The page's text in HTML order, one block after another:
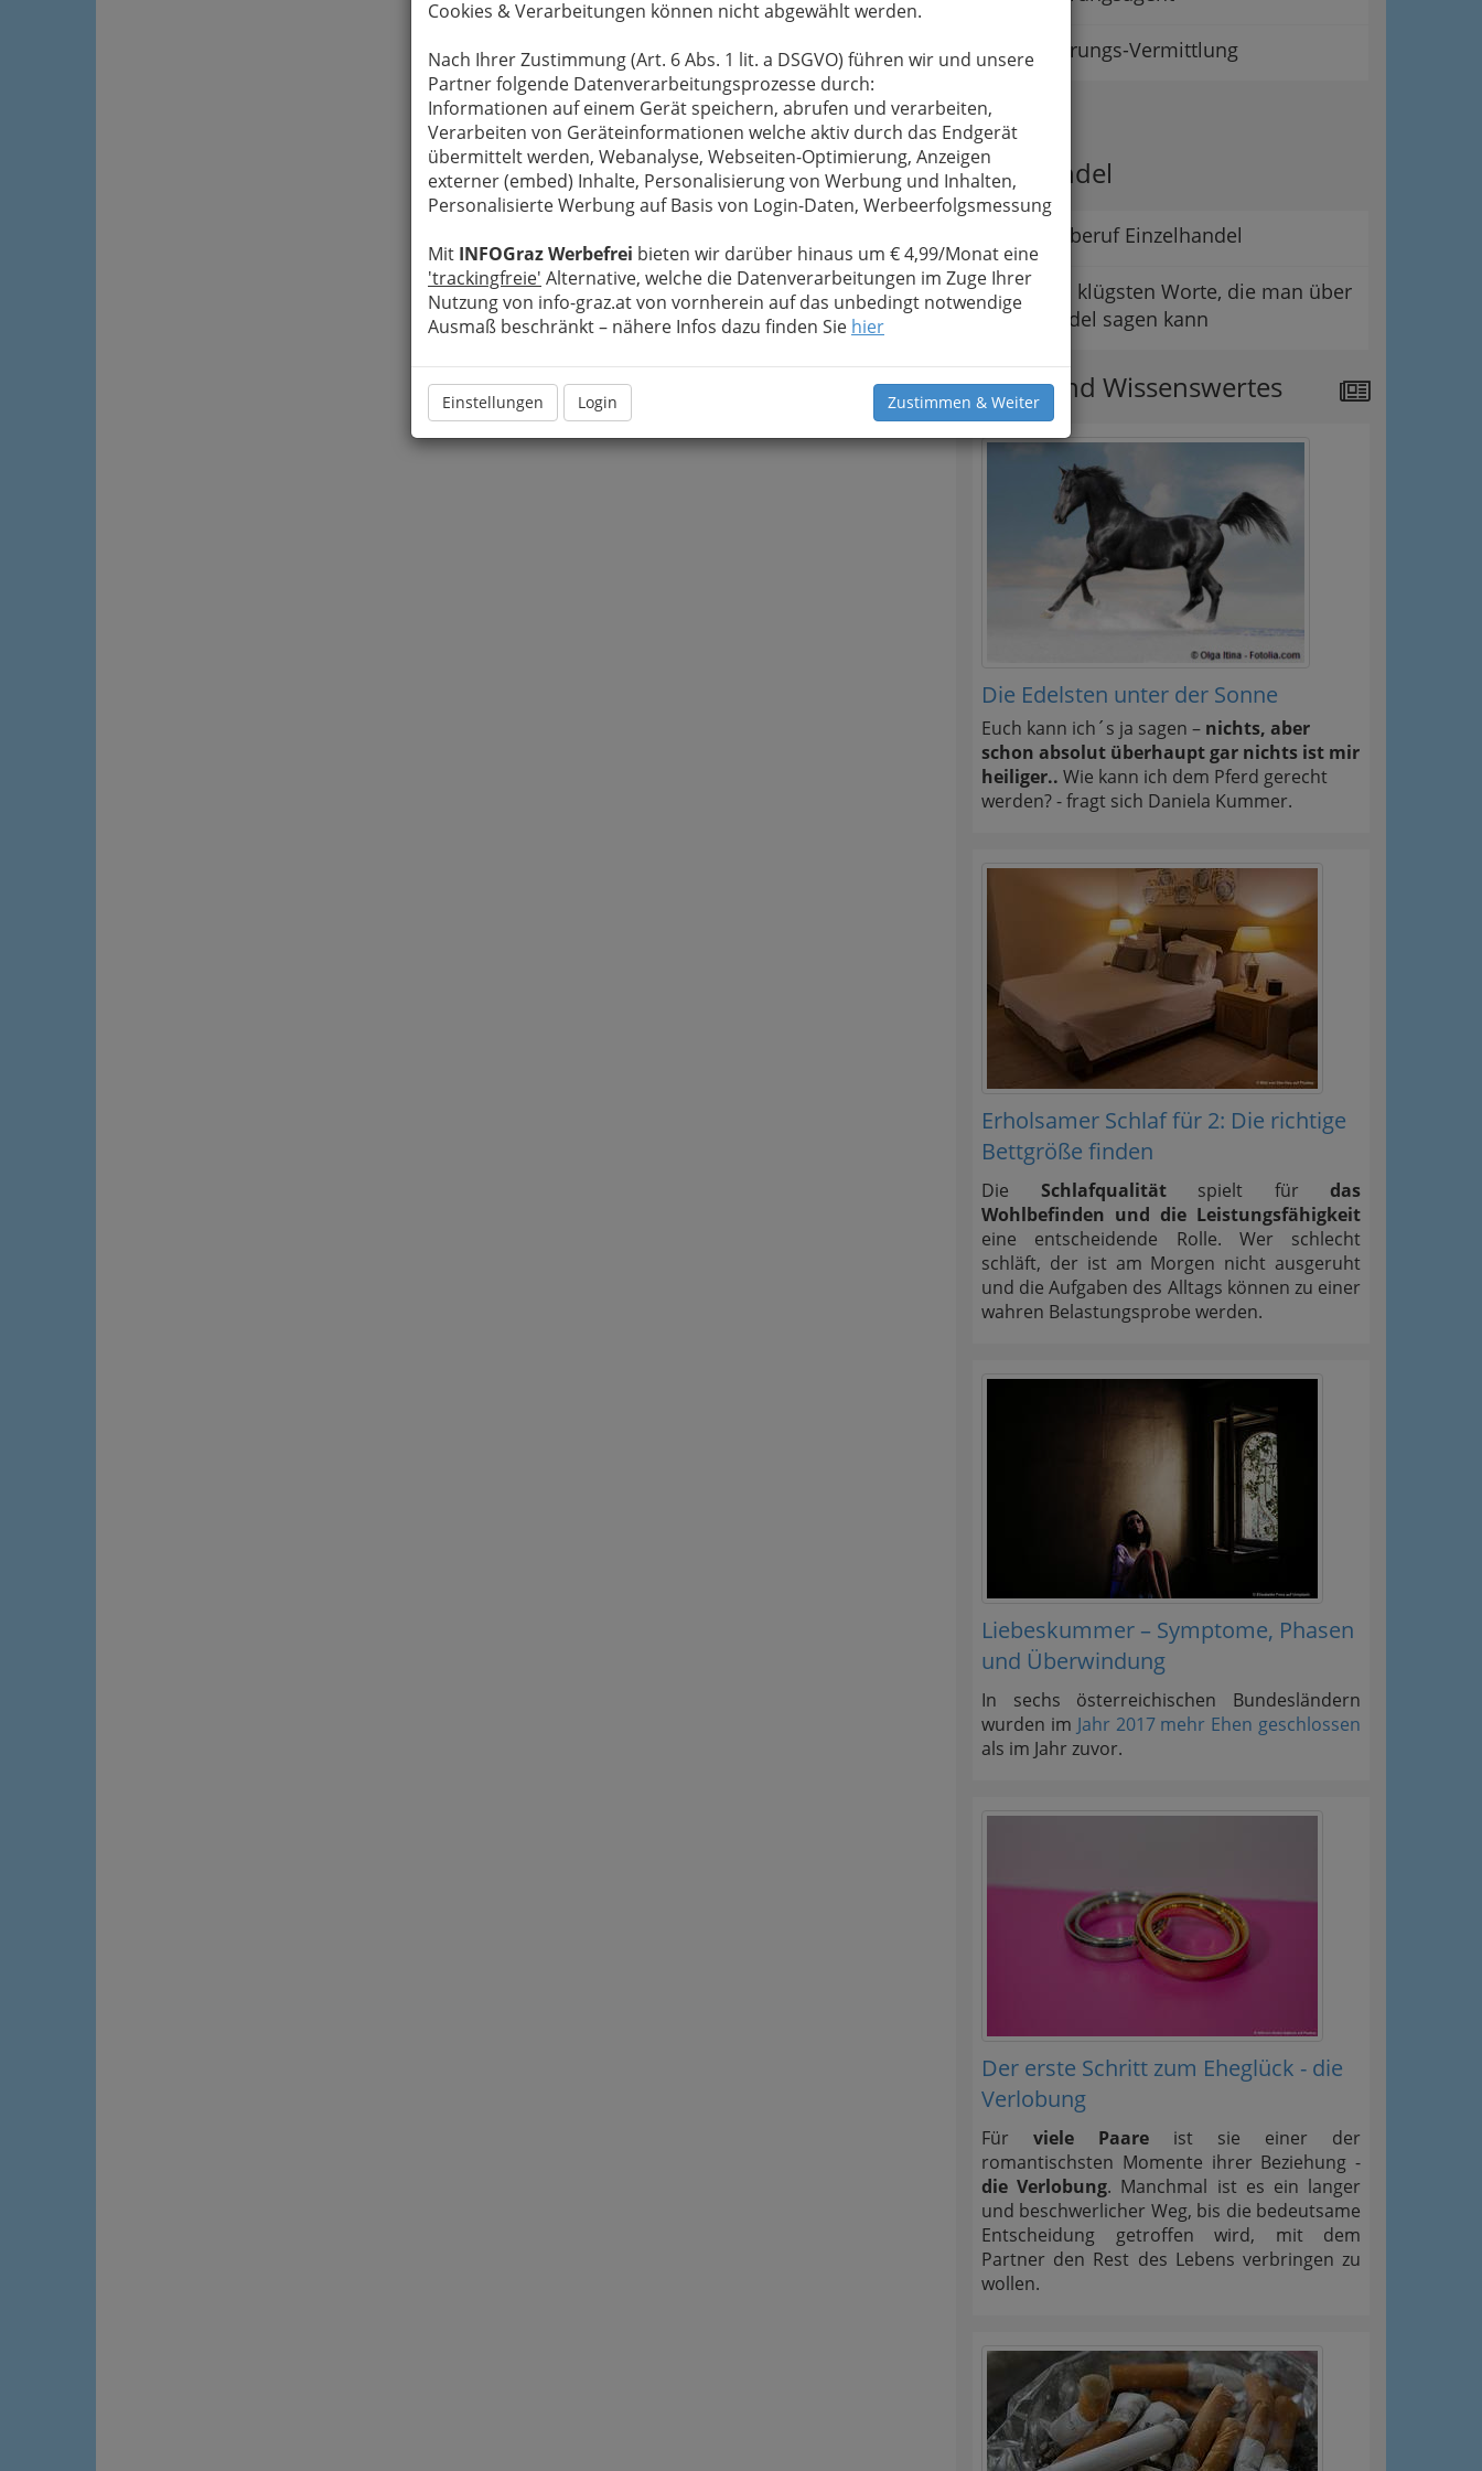
Cookies & Verarbeitungen können nicht abgewählt werden.
Nach Ihrer Zustimmung (Art. 6 Abs. 1 lit. a DSGVO) führen wir und unsere
Partner folgende Datenverarbeitungsprozesse durch:
Informationen auf einem Gerät speichern, abrufen und verarbeiten,
Verarbeiten von Geräteinformationen welche aktiv durch das Endgerät
übermittelt werden, Webanalyse, Webseiten-Optimierung, Anzeigen
externer (embed) Inhalte, Personalisierung von Werbung und Inhalten,
Personalisierte Werbung auf Basis von Login-Daten, Werbeerfolgsmessung
Mit INFOGraz Werbefrei bieten wir darüber hinaus um € 4,99/Monat eine
'trackingfreie' Alternative, welche die Datenverarbeitungen im Zuge Ihrer
Nutzung von info-graz.at von vornherein auf das unbedingt notwendige
Ausmaß beschränkt – nähere Infos dazu finden Sie hier
Einstellungen Login Zustimmen & Weiter
Versicherungs-Vermittlung
Tipps
Der Handel
Der Lehrberuf Einzelhandel
Die wohl klügsten Worte, die man über
den Handel sagen kann
News und Wissenswertes
Die Edelsten unter der Sonne
Euch kann ich´s ja sagen – nichts, aber
schon absolut überhaupt gar nichts ist mir
heiliger.. Wie kann ich dem Pferd gerecht
werden? - fragt sich Daniela Kummer.
Erholsamer Schlaf für 2: Die richtige
Bettgröße finden
Die Schlafqualitätspielt für das
Wohlbefinden und die Leistungsfähigkeit
eine entscheidende Rolle. Wer schlecht
schläft, der ist am Morgen nicht ausgeruht
und die Aufgaben des Alltags können zu einer
wahren Belastungsprobe werden.
Liebeskummer – Symptome, Phasen
und Überwindung
In sechs österreichischen Bundesländern
wurden im Jahr 2017 mehr Ehen geschlossen
als im Jahr zuvor.
Der erste Schritt zum Eheglück - die
Verlobung
Für viele Paare ist sie einer der
romantischsten Momente ihrer Beziehung -
die Verlobung. Manchmal ist es ein langer
und beschwerlicher Weg, bis die bedeutsame
Entscheidung getroffen wird, mit dem
Partner den Rest des Lebens verbringen zu
wollen.